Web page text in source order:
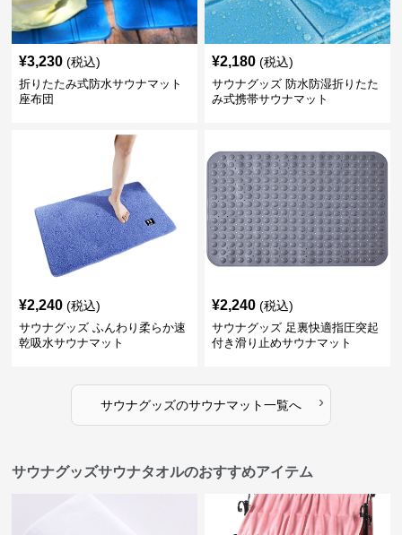
¥3,230 (税込)
折りたたみ式防水サウナマット
座布団
¥2,180 (税込)
サウナグッズ 防水防湿折りたた
み式携帯サウナマット
¥2,240 (税込)
サウナグッズ ふんわり柔らか速
乾吸水サウナマット
¥2,240 (税込)
サウナグッズ 足裏快適指圧突起
付き滑り止めサウナマット
サウナグッズのサウナマット一覧へ ›
サウナグッズサウナタオルのおすすめアイテム